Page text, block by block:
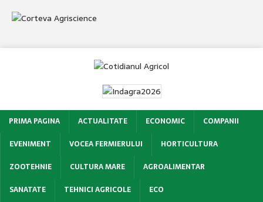
PRIMA PAGINA ACTUALITATE ECONOMIC
COMPANII
EVENIMENT
VOCEA FERMIERULUI
HORTICULTURA
ZOOTEHNIE
CULTURA MARE
AGROALIMENTAR
SANATATE
TEHNICI AGRICOLE
ECO